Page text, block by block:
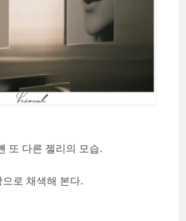
또 다른 젤리의 모습.
으로 채색해 본다.